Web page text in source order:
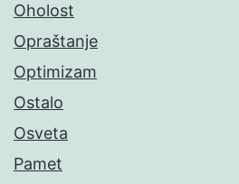
Oholost
Opraštanje
Optimizam
Ostalo
Osveta
Pamet